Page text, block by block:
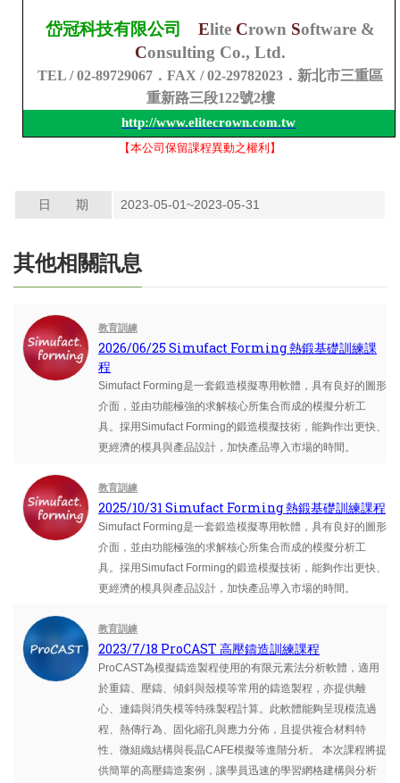
岱冠科技有限公司 Elite Crown Software &
Consulting Co., Ltd.
TEL / 02-89729067 ．FAX / 02-29782023 ．新北市三重區
重新路三段122號2樓
http://www.elitecrown.com.tw
【本公司保留課程異動之權利】
日 期 2023-05-01~2023-05-31
其他相關訊息
教育訓練
2026/06/25 Simufact Forming 熱鍛基礎訓練課
程
Simufact Forming是一套鍛造模擬專用軟體，具有良好的圖形
介面，並由功能極強的求解核心所集合而成的模擬分析工
具。採用Simufact Forming的鍛造模擬技術，能夠作出更快、
更經濟的模具與產品設計，加快產品導入市場的時間。
教育訓練
2025/10/31 Simufact Forming 熱鍛基礎訓練課程
Simufact Forming是一套鍛造模擬專用軟體，具有良好的圖形
介面，並由功能極強的求解核心所集合而成的模擬分析工
具。採用Simufact Forming的鍛造模擬技術，能夠作出更快、
更經濟的模具與產品設計，加快產品導入市場的時間。
教育訓練
2023/7/18 ProCAST 高壓鑄造訓練課程
ProCAST為模擬鑄造製程使用的有限元素法分析軟體，適用
於重鑄、壓鑄、傾斜與殼模等常用的鑄造製程，亦提供離
心、連鑄與消失模等特殊製程計算。此軟體能夠呈現模流過
程、熱傳行為、固化縮孔與應力分佈，且提供複合材料特
性、微組織結構與長晶CAFE模擬等進階分析。 本次課程將提
供簡單的高壓鑄造案例，讓學員迅速的學習網格建構與分析